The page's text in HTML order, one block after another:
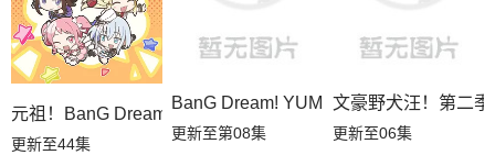
元祖！BanG Dream
更新至44集
BanG Dream! YUME∞MITA
更新至第08集
文豪野犬汪！第二季
更新至06集